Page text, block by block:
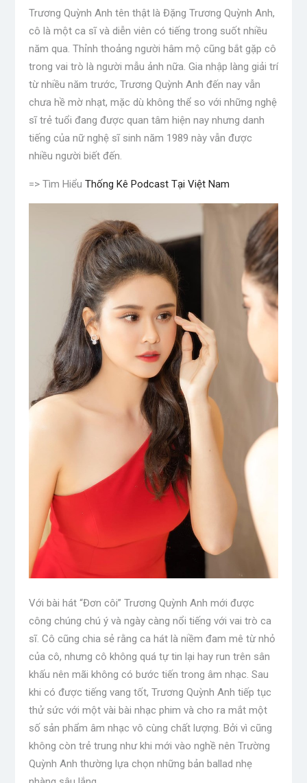
Trương Quỳnh Anh tên thật là Đặng Trương Quỳnh Anh,
cô là một ca sĩ và diễn viên có tiếng trong suốt nhiều
năm qua. Thỉnh thoảng người hâm mộ cũng bắt gặp cô
trong vai trò là người mẫu ảnh nữa. Gia nhập làng giải trí
từ nhiều năm trước, Trương Quỳnh Anh đến nay vẫn
chưa hề mờ nhạt, mặc dù không thể so với những nghệ
sĩ trẻ tuổi đang được quan tâm hiện nay nhưng danh
tiếng của nữ nghệ sĩ sinh năm 1989 này vẫn được
nhiều người biết đến.
=> Tìm Hiểu Thống Kê Podcast Tại Việt Nam
Với bài hát “Đơn côi” Trương Quỳnh Anh mới được
công chúng chú ý và ngày càng nổi tiếng với vai trò ca
sĩ. Cô cũng chia sẻ rằng ca hát là niềm đam mê từ nhỏ
của cô, nhưng cô không quá tự tin lại hay run trên sân
khấu nên mãi không có bước tiến trong âm nhạc. Sau
khi có được tiếng vang tốt, Trương Quỳnh Anh tiếp tục
thử sức với một vài bài nhạc phim và cho ra mắt một
số sản phẩm âm nhạc vô cùng chất lượng. Bởi vì cũng
không còn trẻ trung như khi mới vào nghề nên Trường
Quỳnh Anh thường lựa chọn những bản ballad nhẹ